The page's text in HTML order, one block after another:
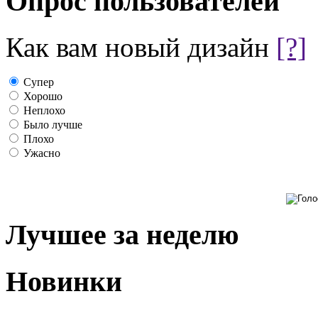
Как вам новый дизайн [?]
Супер
Хорошо
Неплохо
Было лучше
Плохо
Ужасно
Лучшее за неделю
Новинки